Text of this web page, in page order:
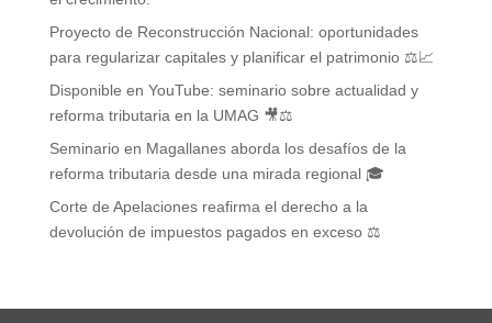
Proyecto de Reconstrucción Nacional: oportunidades
para regularizar capitales y planificar el patrimonio ⚖️📈
Disponible en YouTube: seminario sobre actualidad y
reforma tributaria en la UMAG 🎥⚖️
Seminario en Magallanes aborda los desafíos de la
reforma tributaria desde una mirada regional 🎓
Corte de Apelaciones reafirma el derecho a la
devolución de impuestos pagados en exceso ⚖️